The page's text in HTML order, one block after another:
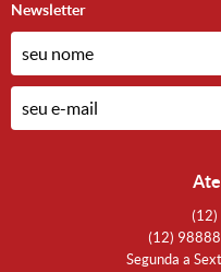
Newsletter
(12)
(12)
Segunda a